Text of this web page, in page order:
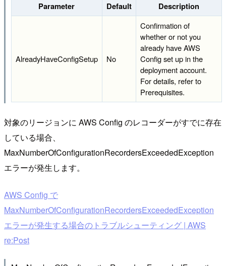
Parameter Default Description
AlreadyHaveConfigSetup No
Confirmation of
whether or not you
already have AWS
Config set up in the
deployment account.
For details, refer to
Prerequisites.
対象のリージョンに AWS Config のレコーダーがすでに存在
している場合、
MaxNumberOfConfigurationRecordersExceededException
エラーが発生します。
AWS Config で
MaxNumberOfConfigurationRecordersExceededException
エラーが発生する場合のトラブルシューティング | AWS
re:Post